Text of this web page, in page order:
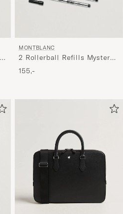
MONTBLANC
2 Rollerball Refills Mystery
Black
155,-